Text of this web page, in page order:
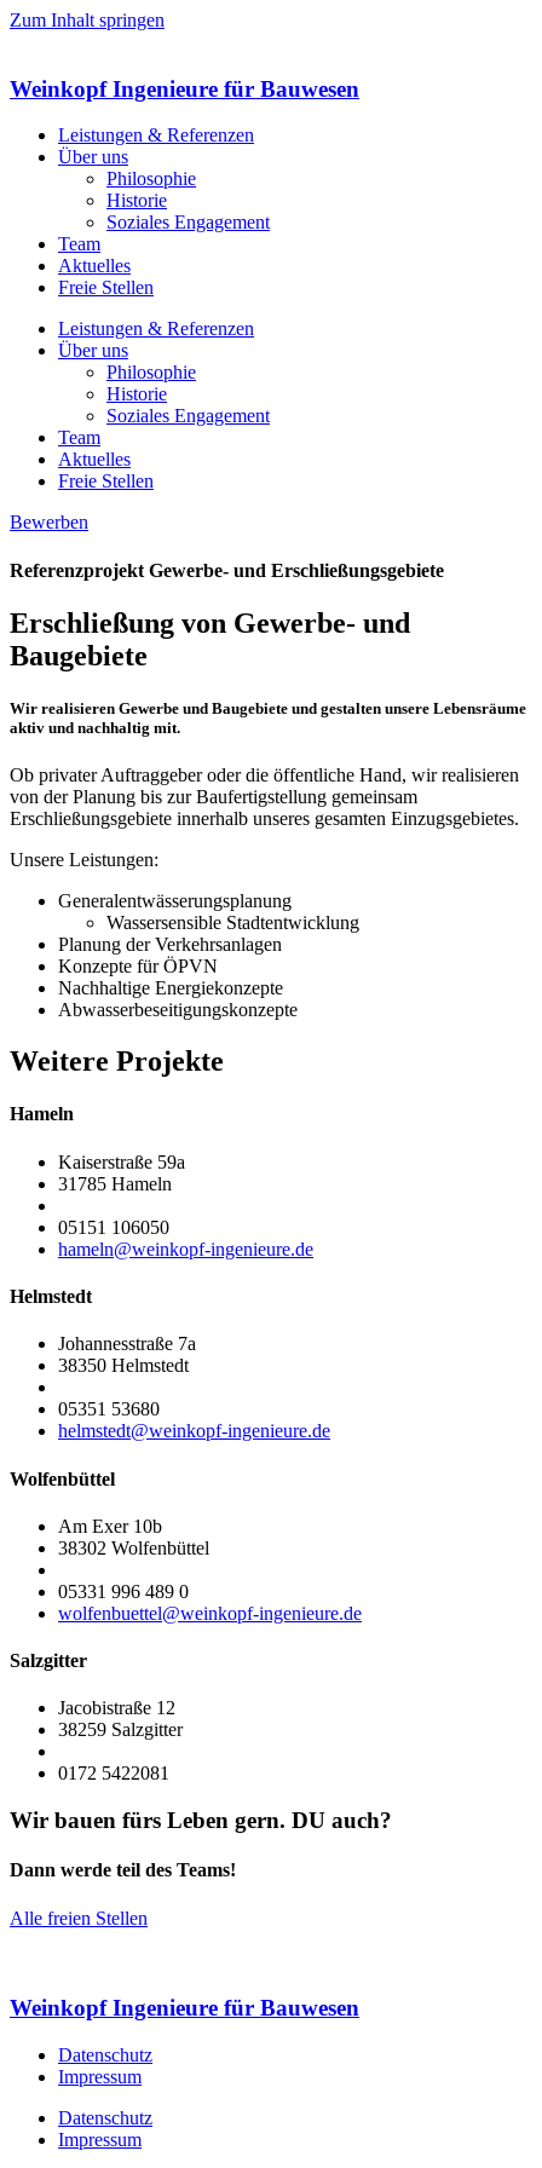
Zum Inhalt springen
Weinkopf Ingenieure für Bauwesen
Leistungen & Referenzen
Über uns
Philosophie
Historie
Soziales Engagement
Team
Aktuelles
Freie Stellen
Leistungen & Referenzen
Über uns
Philosophie
Historie
Soziales Engagement
Team
Aktuelles
Freie Stellen
Bewerben
Referenzprojekt Gewerbe- und Erschließungs­gebiete
Erschließung von Gewerbe- und
Baugebiete
Wir realisieren Gewerbe und Baugebiete und gestalten unsere Lebensräume
aktiv und nachhaltig mit.
Ob privater Auftraggeber oder die öffentliche Hand, wir realisieren
von der Planung bis zur Baufertigstellung gemeinsam
Erschließungsgebiete innerhalb unseres gesamten Einzugsgebietes.
Unsere Leistungen:
Generalentwässerungsplanung
Wassersensible Stadtentwicklung
Planung der Verkehrsanlagen
Konzepte für ÖPVN
Nachhaltige Energiekonzepte
Abwasserbeseitigungskonzepte
Weitere Projekte
Hameln
Kaiserstraße 59a
31785 Hameln
05151 106050
hameln@weinkopf-ingenieure.de
Helmstedt
Johannesstraße 7a
38350 Helmstedt
05351 53680
helmstedt@weinkopf-ingenieure.de
Wolfenbüttel
Am Exer 10b
38302 Wolfenbüttel
05331 996 489 0
wolfenbuettel@weinkopf-ingenieure.de
Salzgitter
Jacobistraße 12
38259 Salzgitter
0172 5422081
Wir bauen fürs Leben gern. DU auch?
Dann werde teil des Teams!
Alle freien Stellen
Weinkopf Ingenieure für Bauwesen
Datenschutz
Impressum
Datenschutz
Impressum